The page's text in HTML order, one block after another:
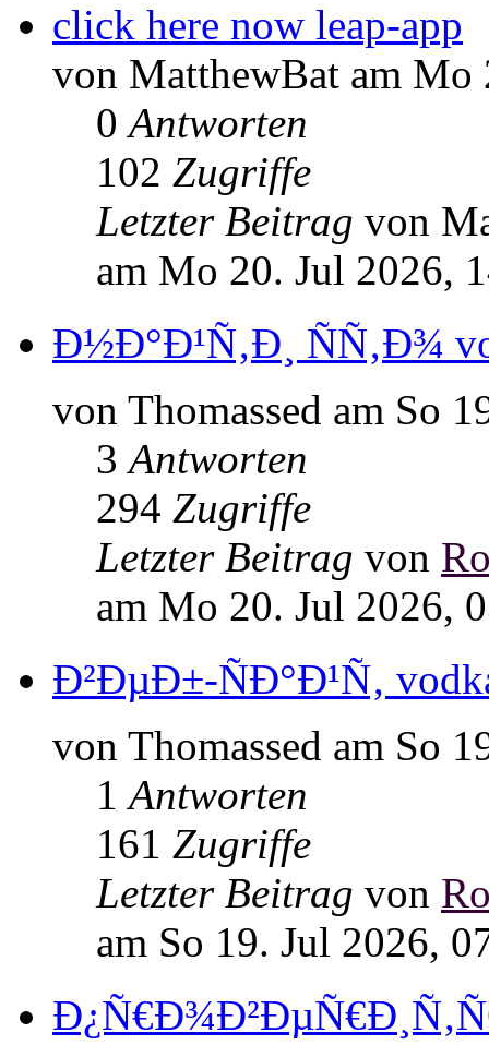
click here now leap-app
von MatthewBat am Mo
0Antworten
102 Zugriffe
Letzter Beitrag von
am Mo 20. Jul 2026,
Ð½Ð°Ð¹Ñ‚Ð¸ ÑÑ‚Ð¾
von Thomassed am So
3Antworten
294 Zugriffe
Letzter Beitrag von
am Mo 20. Jul 2026,
Ð²ÐµÐ±-ÑÐ°Ð¹Ñ‚
von Thomassed am So
1Antworten
161 Zugriffe
Letzter Beitrag von
am So 19. Jul 2026,